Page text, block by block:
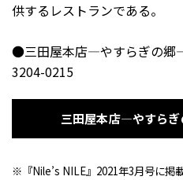
供するレストランである。
●三田屋本店―やすらぎの
3204-0215
三田屋本店―やすら
※『Nile’s NILE』2021年3月号に掲